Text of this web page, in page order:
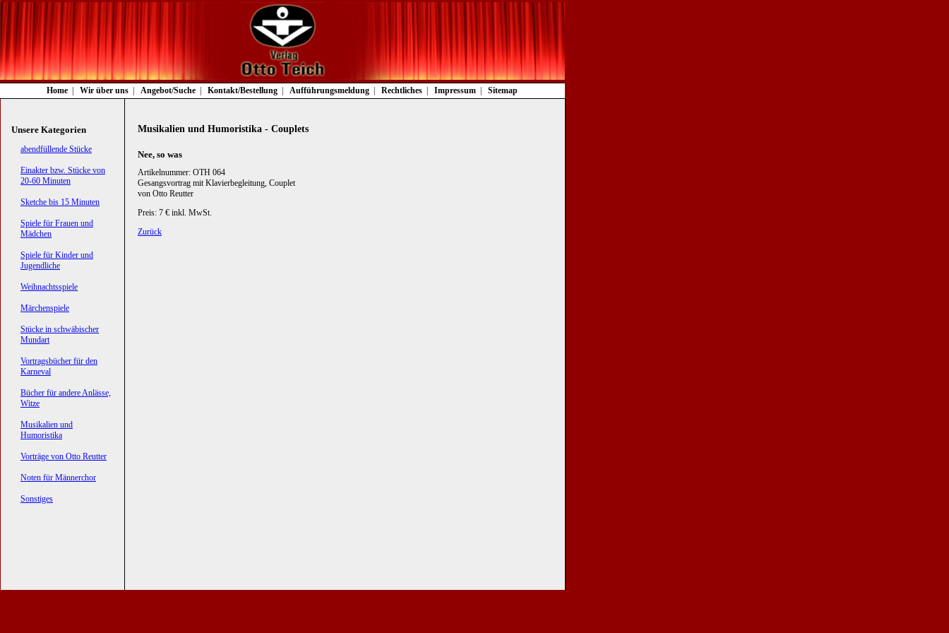
Navigation
überspringen
Home Wir über uns Angebot/Suche Kontakt/Bestellung Aufführungsmeldung Rechtliches Impressum Sitemap
Musikalien und Humoristika - Couplets
Nee, so was
Artikelnummer: OTH 064
Gesangsvortrag mit Klavierbegleitung, Couplet
von Otto Reutter
Preis: 7 € inkl. MwSt.
Zurück
Unsere Kategorien
Navigation
abendfüllende Stücke
Einakter bzw. Stücke von
20-60 Minuten
Sketche bis 15 Minuten
Spiele für Frauen und
Mädchen
Spiele für Kinder und
Jugendliche
Weihnachtsspiele
Märchenspiele
Stücke in schwäbischer
Mundart
Vortragsbücher für den
Karneval
Bücher für andere Anlässe,
Witze
Musikalien und
Humoristika
Vorträge von Otto Reutter
Noten für Männerchor
Sonstiges